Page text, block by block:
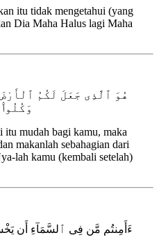
itu tidak mengetahui (yang
Dia Maha Halus lagi Maha
هُوَ ٱلَّذِى جَعَلَ لَكُمُ
mudah bagi kamu, maka
makanlah sebahagian dari
lah kamu (kembali setelah)
ءَأَمِنتُم مَّن فِى ٱلسَّمَآءِ أَن